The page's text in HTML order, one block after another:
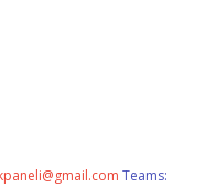
Teams: